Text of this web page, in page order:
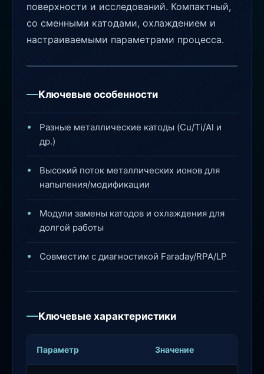
поверхности и исследований. Компактный,
со сменными катодами, охлаждением и
настраиваемыми параметрами процесса.
Ключевые особенности
Разные металлические катоды (Cu/Ti/Al и
др.)
Высокий поток металлических ионов для
напыления/модификации
Модули замены катодов и охлаждения для
долгой работы
Совместим с диагностикой Faraday/RPA/LP
Ключевые характеристики
Параметр Значение